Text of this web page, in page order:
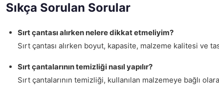
Sıkça Sorulan Sorular
Sırt çantası alırken nelere dikkat etmeliyim?
Sırt çantası alırken boyut, kapasite, malzeme kalitesi ve
Sırt çantalarının temizliği nasıl yapılır?
Sırt çantalarının temizliği, kullanılan malzemeye bağlı